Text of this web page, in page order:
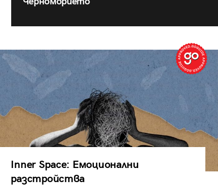
Inner Space: Емоционални
разстройства